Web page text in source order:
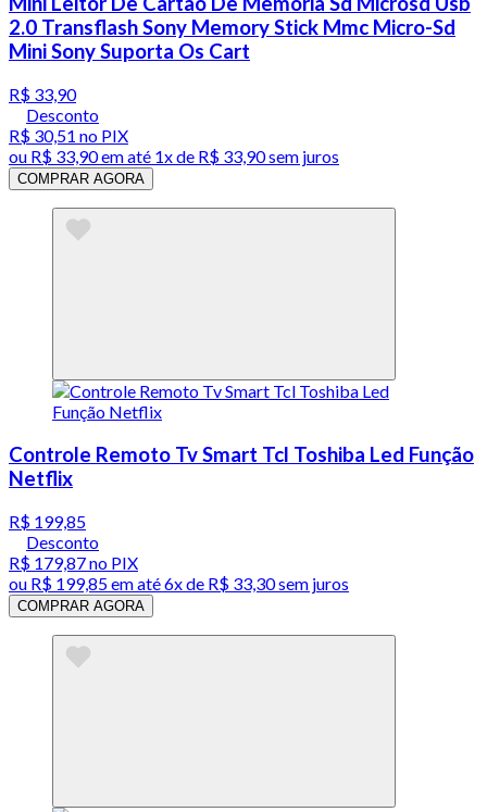
2.0 Transflash Sony Memory Stick Mmc Micro-Sd
Mini Sony Suporta Os Cart
R$ 33,90
Desconto
R$ 30,51 no PIX
ou R$ 33,90em até 1x de R$ 33,90sem juros
COMPRAR AGORA
Controle Remoto Tv Smart Tcl Toshiba Led Função
Netflix
R$ 199,85
Desconto
R$ 179,87no PIX
ou R$ 199,85em até6x de R$ 33,30 sem juros
COMPRAR AGORA